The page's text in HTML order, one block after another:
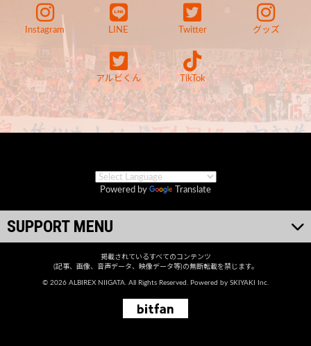
Instagram LINE Twitter グッズ
アルビくん TikTok
Powered by Translate
SUPPORT MENU
掲載されているすべてのコンテンツ
(記事、画像、音声データ、映像データ等)の無断転載を禁じます。
© 2026 ALBIREX NIIGATA. All Rights Reserved. Powered by SKIYAKI Inc.